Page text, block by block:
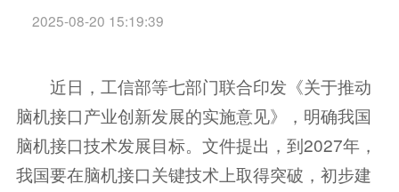
2025-08-20 15:19:39
近日，工信部等七部门联合印发《关于推动
脑机接口产业创新发展的实施意见》，明确我国
脑机接口技术发展目标。文件提出，到2027年，
我国要在脑机接口关键技术上取得突破，初步建